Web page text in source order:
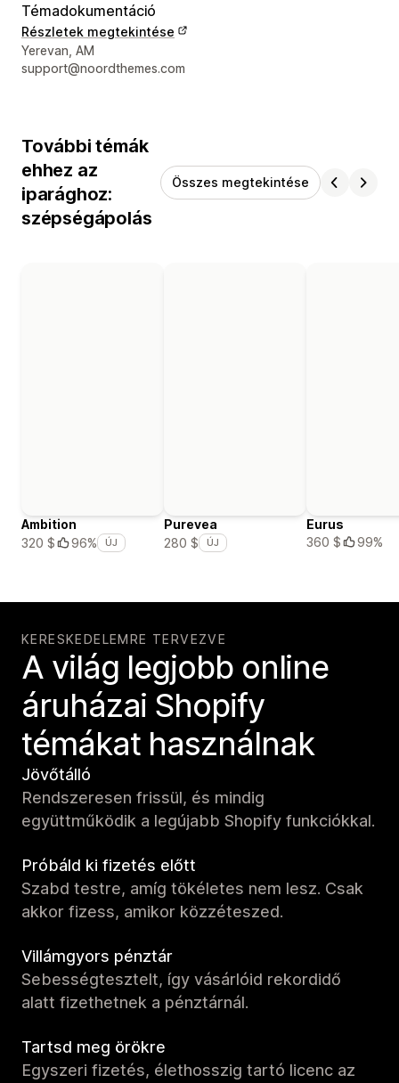
Témadokumentáció
Részletek megtekintése
Dizájner kapcsolattartási adatai
Yerevan, AM
support@noordthemes.com
További témák
ehhez az
iparághoz:
szépségápolás
Összes megtekintése
Ambition
320 $
96% ÚJ
Purevea
280 $
ÚJ
Eurus
360 $
99%
KERESKEDELEMRE TERVEZVE
A világ legjobb online
áruházai Shopify
témákat használnak
Jövőtálló
Rendszeresen frissül, és mindig
együttműködik a legújabb Shopify funkciókkal.
Próbáld ki fizetés előtt
Szabd testre, amíg tökéletes nem lesz. Csak
akkor fizess, amikor közzéteszed.
Villámgyors pénztár
Sebességtesztelt, így vásárlóid rekordidő
alatt fizethetnek a pénztárnál.
Tartsd meg örökre
Egyszeri fizetés, élethosszig tartó licenc az